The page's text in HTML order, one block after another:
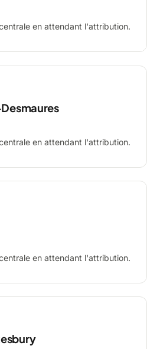
en attendant l'attribution.
en attendant l'attribution.
en attendant l'attribution.